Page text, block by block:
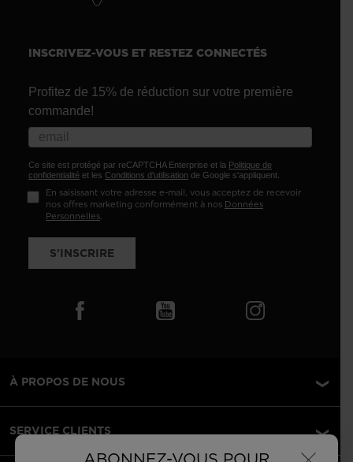
INSCRIVEZ-VOUS ET RESTEZ CONNECTÉS
Profitez de 15% de réduction sur votre première
commande!
Ce site est protégé par reCAPTCHA Enterprise et la Politique de
confidentialité et les Conditions d'utilisation de Google s'appliquent.
En saisissant votre adresse e-mail, vous acceptez de recevoir
nos offres marketing conformément à nos Données
Personnelles.
S'INSCRIRE
À PROPOS DE NOUS
SERVICE CLIENTS